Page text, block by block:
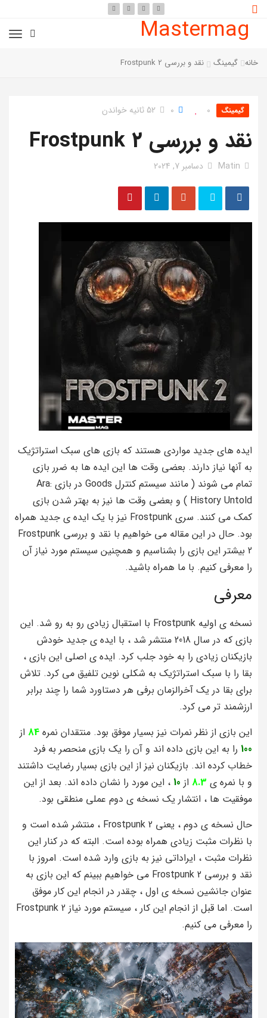
Mastermag
خانه گیمینگ نقد و بررسی Frostpunk 2
گیمینگ 0
0 52 ثانیه خواندن
نقد و بررسی Frostpunk 2
Matin دسامبر 7, 2024
ایده های جدید مواردی هستند که بازی های سبک استراتژیک
به آنها نیاز دارند. بعضی وقت ها این ایده ها به ضرر بازی
تمام می شوند ( مانند سیستم کنترل Goods در بازی Ara:
History Untold ) و بعضی وقت ها نیز به بهتر شدن بازی
کمک می کنند. سری Frostpunk نیز با یک ایده ی جدید همراه
بود. حال در این مقاله می خواهیم با نقد و بررسی Frostpunk
2 بیشتر این بازی را بشناسیم و همچنین سیستم مورد نیاز آن
را معرفی کنیم. با ما همراه باشید.
معرفی
نسخه ی اولیه Frostpunk با استقبال زیادی رو به رو شد. این
بازی که در سال 2018 منتشر شد ، با ایده ی جدید خودش
بازیکنان زیادی را به خود جلب کرد. ایده ی اصلی این بازی ،
بقا را با سبک استراتژیک به شکلی نوین تلفیق می کرد. تلاش
برای بقا در یک آخرالزمان برفی هر دستاورد شما را چند برابر
ارزشمند تر می کرد.
این بازی از نظر نمرات نیز بسیار موفق بود. منتقدان نمره 84 از
100 را به این بازی داده اند و آن را یک بازی منحصر به فرد
خطاب کرده اند. بازیکنان نیز از این بازی بسیار رضایت داشتند
و با نمره ی 8.3 از 10 ، این مورد را نشان داده اند. بعد از این
موفقیت ها ، انتشار یک نسخه ی دوم عملی منطقی بود.
حال نسخه ی دوم ، یعنی Frostpunk 2 ، منتشر شده است و
با نظرات مثبت زیادی همراه بوده است. البته که در کنار این
نظرات مثبت ، ایراداتی نیز به بازی وارد شده است. امروز با
نقد و بررسی Frostpunk 2 می خواهیم ببینم که این بازی به
عنوان جانشین نسخه ی اول ، چقدر در انجام این کار موفق
است. اما قبل از انجام این کار ، سیستم مورد نیاز Frostpunk 2
را معرفی می کنیم.